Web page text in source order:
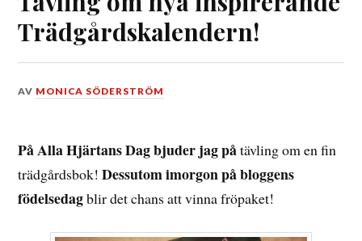
Trädgårdskalendern!
DEN
2021
AV MONICA SÖDERSTRÖM
På Alla Hjärtans Dag bjuder jag påtävling om en fin
trädgårdsbok!Dessutom imorgon på bloggens
födelsedagblir det chans att vinna fröpaket!